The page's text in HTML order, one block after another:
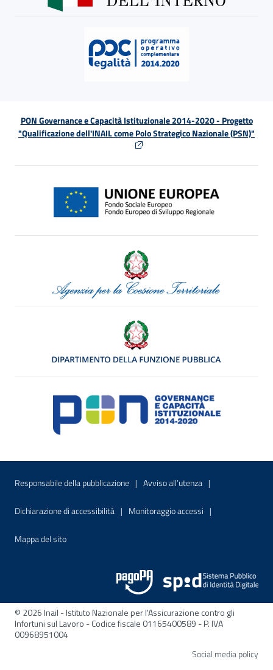
PON Governance e Capacità Istituzionale 2014-2020 - Progetto
"Qualificazione dell'INAIL come Polo Strategico Nazionale (PSN)"
Menu di servizio
Responsabile della pubblicazione Sito interno - Apre in una nuova
Avviso all’utenza Sito interno -
Dichiarazione di accessibilità Sito interno - Apre in una nuova finestra
Monitoraggio accessi Sito interno -
Mappa del sitoSito interno - Apre nella stessa finestra
© 2026 Inail - Istituto Nazionale per l'Assicurazione contro gli
Infortuni sul Lavoro - Codice fiscale 01165400589 - P. IVA
00968951004
Social media policy